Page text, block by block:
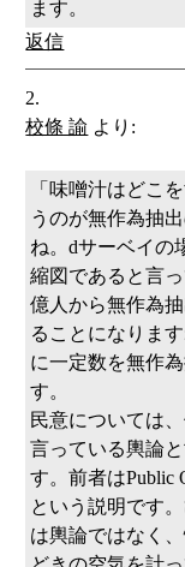
ます。
返信
校條 諭 より:
「味噌汁はどこ
うのが無作為抽
ね。dサーベイの
縮図であると言
億人から無作為
ることになりま
に一定数を無作
す。
民意については
言っている輿論
す。前者はPublic
という説明です
は輿論ではなく